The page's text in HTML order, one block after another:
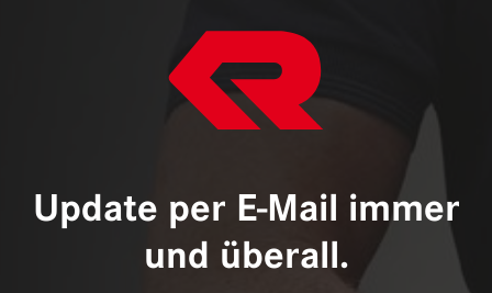
Update per E-Mail immer
und überall.